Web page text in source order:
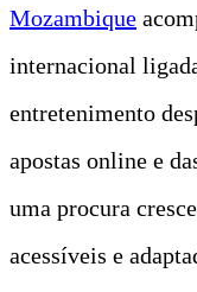
Mozambique
internacional
entretenimento
apostas online e
uma procura
acessíveis e